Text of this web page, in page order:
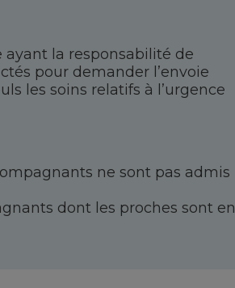
la responsabilité de
pour demander l’envoie
les soins relatifs à l’urgence
ne sont pas admis
dont les proches sont en